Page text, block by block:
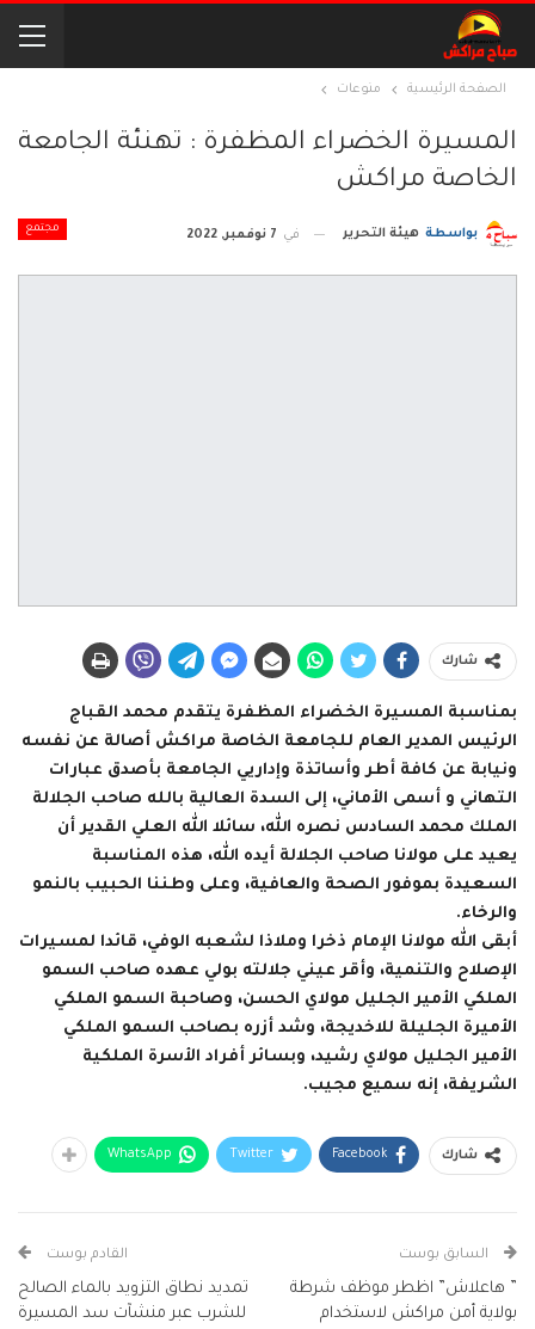
الصفحة الرئيسية منوعات
المسيرة الخضراء المظفرة : تهنئة الجامعة
الخاصة مراكش
مجتمع بواسطة هيئة التحرير في 7 نوفمبر, 2022
شارك
بمناسبة المسيرة الخضراء المظفرة يتقدم محمد القباج
الرئيس المدير العام للجامعة الخاصة مراكش أصالة عن نفسه
ونيابة عن كافة أطر وأساتذة وإداريي الجامعة بأصدق عبارات
التهاني و أسمى الأماني، إلى السدة العالية بالله صاحب الجلالة
الملك محمد السادس نصره الله، سائلا الله العلي القدير أن
يعيد على مولانا صاحب الجلالة أيده الله، هذه المناسبة
السعيدة بموفور الصحة والعافية، وعلى وطننا الحبيب بالنمو
والرخاء.
أبقى الله مولانا الإمام ذخرا وملاذا لشعبه الوفي، قائدا لمسيرات
الإصلاح والتنمية، وأقر عيني جلالته بولي عهده صاحب السمو
الملكي الأمير الجليل مولاي الحسن، وصاحبة السمو الملكي
الأميرة الجليلة للاخديجة، وشد أزره بصاحب السمو الملكي
الأمير الجليل مولاي رشيد، وبسائر أفراد الأسرة الملكية
الشريفة، إنه سميع مجيب.
شارك Facebook
Twitter
WhatsApp
السابق بوست
” هاعلاش” اظطر موظف شرطة
بولاية أمن مراكش لاستخدام
القادم بوست
تمديد نطاق التزويد بالماء الصالح
للشرب عبر منشآت سد المسيرة